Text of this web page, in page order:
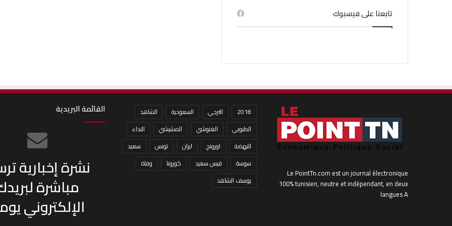
تابعنا على فيسبوك
Le PointTn.com est un journal électronique
100% tunisien, neutre et indépendant, en deux
langues A
2018 الترجي السعودية
الشاهد
الطبوبي
الغنوشي المشيشي
النداء
النهضة
اورونج ايران تونس
سعيد
سوسة
قيس سعيد كورونا
وفاة
يوسف الشاهد
القائمة البريدية
نشرة إخبارية
مباشرة
الإلكتروني